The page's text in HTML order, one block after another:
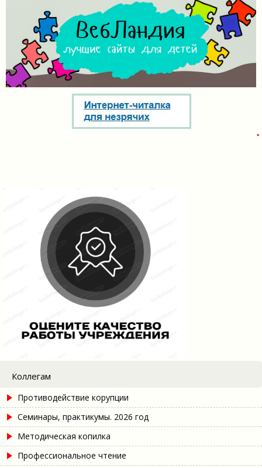
Коллегам
Противодействие корупции
Семинары, практикумы. 2026 год
Методическая копилка
Профессиональное чтение